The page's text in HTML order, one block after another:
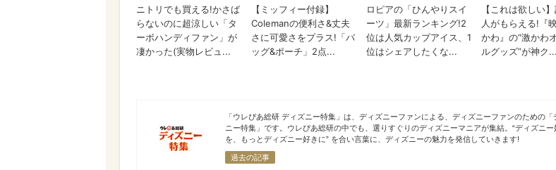
ディズニー特集
「ウレぴあ総研 ディズニー特集」は、ディズニーファンによる、ディズニーファンのための「
ニー特集」です。ウレぴあ総研の中でも、選りすぐりのディズニーマニアが集結。“ディズニー
を、もっとディズニー好きに” を合い言葉に、ディズニーの魅力を発信していきます!
過去の記事